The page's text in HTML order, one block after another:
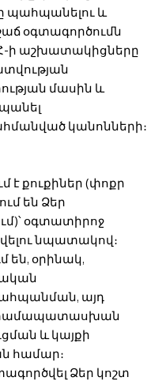
պահպանելու և
օգտագործումն
ի աշխատակիցները
մասին և
կանոնների։
է քուքիներ (փոքր
են Ձեր
օգտատիրոջ
նպատակով։
են, օրինակ,
այդ
համապատասխան
և կայքի
համար։
Ձեր կոշտ